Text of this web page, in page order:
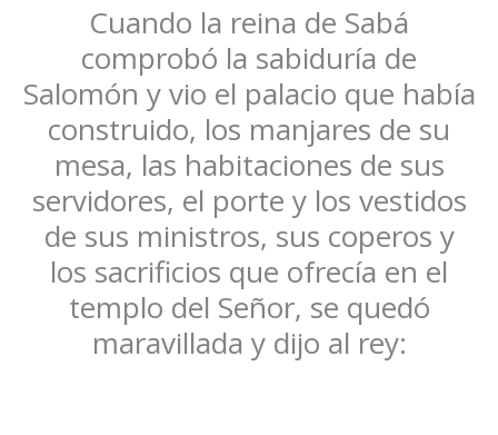
Cuando la reina de Sabá
comprobó la sabiduría de
Salomón y vio el palacio que había
construido, los manjares de su
mesa, las habitaciones de sus
servidores, el porte y los vestidos
de sus ministros, sus coperos y
los sacrificios que ofrecía en el
templo del Señor, se quedó
maravillada y dijo al rey: